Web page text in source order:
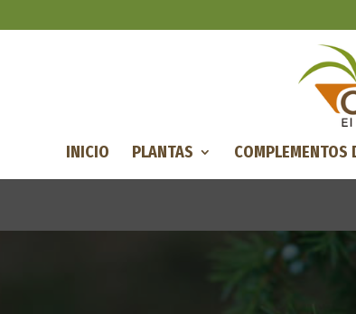
INICIO PLANTAS COMPLEMENTOS